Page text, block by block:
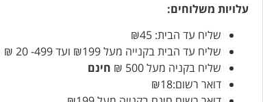
עלויות משלוחים:
שליח עד הבית: ₪45
שליח עד הבית בקנייה מעל ₪199 ועד 499- 20 ₪
שליח בקניה מעל 500 ₪
חינם
דואר רשום:₪18